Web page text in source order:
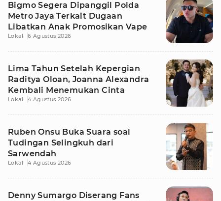
Bigmo Segera Dipanggil Polda
Metro Jaya Terkait Dugaan
Libatkan Anak Promosikan Vape
Lokal 6 Agustus 2026
Lima Tahun Setelah Kepergian
Raditya Oloan, Joanna Alexandra
Kembali Menemukan Cinta
Lokal 4 Agustus 2026
Ruben Onsu Buka Suara soal
Tudingan Selingkuh dari
Sarwendah
Lokal 4 Agustus 2026
Denny Sumargo Diserang Fans